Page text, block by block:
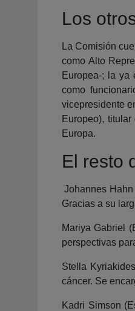
Los
La Comisión
como Alto
Europea-; la ya
como
vicepresidente
Europeo),
Europa.
El resto
Johannes
Gracias a su
Mariya Gabriel
perspectivas
Stella
cáncer. Se
Kadri Simson